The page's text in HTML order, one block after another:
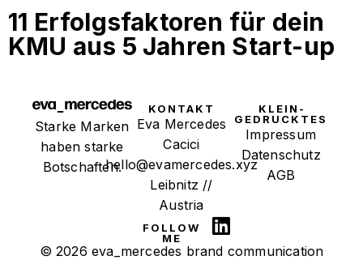
11 Erfolgsfaktoren für dein
KMU aus 5 Jahren Start-up
KONTAKT
Eva Mercedes
Cacici
hello@evamercedes.xyz
Leibnitz //
Austria
FOLLOW
ME
Starke Marken
haben starke
Botschaften.
KLEIN­
GEDRUCKTES
Impressum
Datenschutz
AGB
© 2026 eva_mercedes brand communication